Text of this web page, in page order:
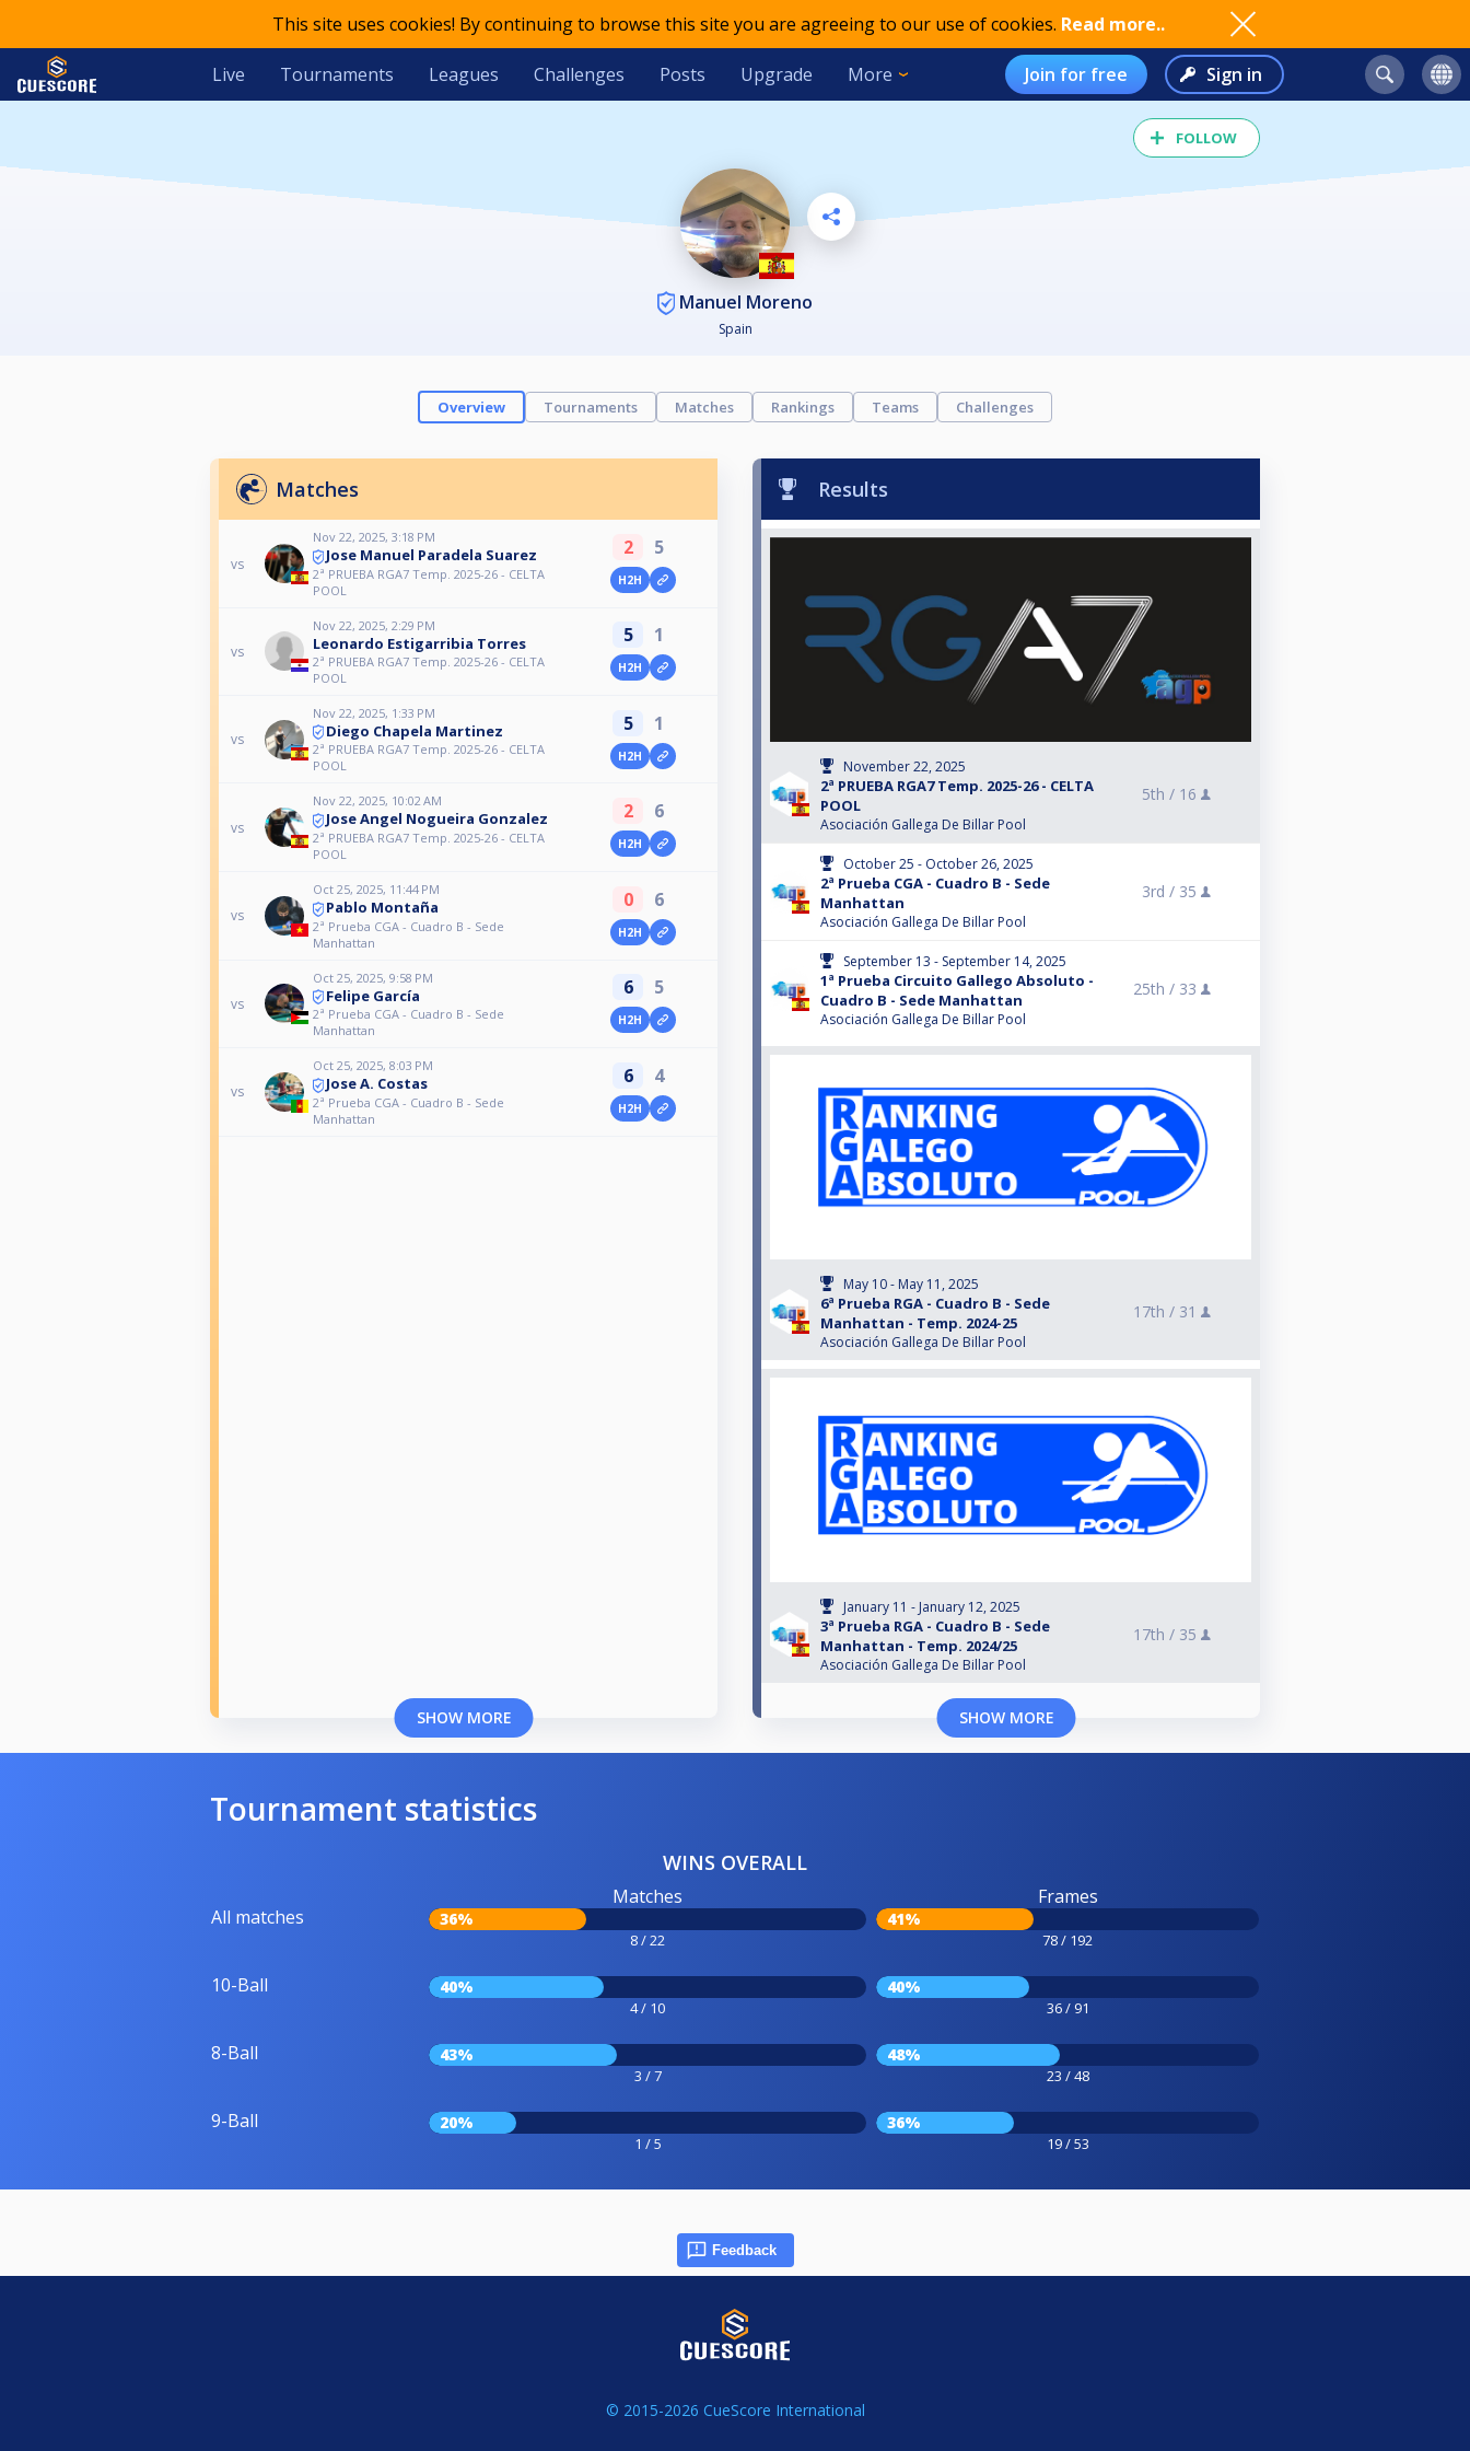
This site uses cookies! By continuing to browse this site you are agreeing to our use of cookies. Read more..
Live Tournaments Leagues Challenges Posts Upgrade More Join for free Sign in
FOLLOW
Manuel Moreno
Spain
Overview Tournaments Matches Rankings Teams Challenges
Matches
vs
Nov 22, 2025, 3:18 PM
Jose Manuel Paradela Suarez
2ª PRUEBA RGA7 Temp. 2025-26 - CELTA
POOL
2 5
H2H
vs
Nov 22, 2025, 2:29 PM
Leonardo Estigarribia Torres
2ª PRUEBA RGA7 Temp. 2025-26 - CELTA
POOL
5 1
H2H
vs
Nov 22, 2025, 1:33 PM
Diego Chapela Martinez
2ª PRUEBA RGA7 Temp. 2025-26 - CELTA
POOL
5 1
H2H
vs
Nov 22, 2025, 10:02 AM
Jose Angel Nogueira Gonzalez
2ª PRUEBA RGA7 Temp. 2025-26 - CELTA
POOL
2 6
H2H
vs
Oct 25, 2025, 11:44 PM
Pablo Montaña
2ª Prueba CGA - Cuadro B - Sede
Manhattan
0 6
H2H
vs
Oct 25, 2025, 9:58 PM
Felipe García
2ª Prueba CGA - Cuadro B - Sede
Manhattan
6 5
H2H
vs
Oct 25, 2025, 8:03 PM
Jose A. Costas
2ª Prueba CGA - Cuadro B - Sede
Manhattan
6 4
H2H
SHOW MORE
Results
November 22, 2025
2ª PRUEBA RGA7 Temp. 2025-26 - CELTA
POOL
Asociación Gallega De Billar Pool
5th / 16
October 25 - October 26, 2025
2ª Prueba CGA - Cuadro B - Sede
Manhattan
Asociación Gallega De Billar Pool
3rd / 35
September 13 - September 14, 2025
1ª Prueba Circuito Gallego Absoluto -
Cuadro B - Sede Manhattan
Asociación Gallega De Billar Pool
25th / 33
May 10 - May 11, 2025
6ª Prueba RGA - Cuadro B - Sede
Manhattan - Temp. 2024-25
Asociación Gallega De Billar Pool
17th / 31
January 11 - January 12, 2025
3ª Prueba RGA - Cuadro B - Sede
Manhattan - Temp. 2024/25
Asociación Gallega De Billar Pool
17th / 35
SHOW MORE
Tournament statistics
WINS OVERALL
All matches
Matches
36%
8 / 22
Frames
41%
78 / 192
10-Ball 40%
4 / 10
40%
36 / 91
8-Ball 43%
3 / 7
48%
23 / 48
9-Ball 20%
1 / 5
36%
19 / 53
Feedback
© 2015-2026 CueScore International